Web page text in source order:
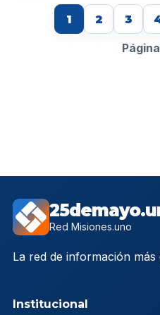
1 2 3
Red Misiones.uno
La red de información más
Institucional